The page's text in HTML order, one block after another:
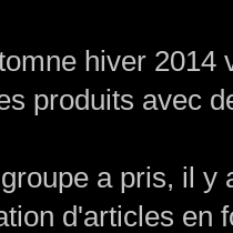
hiver 2014
produits avec
a pris, il
d'articles en